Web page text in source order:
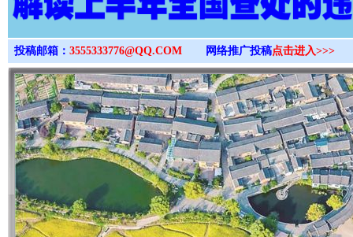
投稿邮箱： 3555333776@QQ.COM 网络推广投稿点击进入>>>